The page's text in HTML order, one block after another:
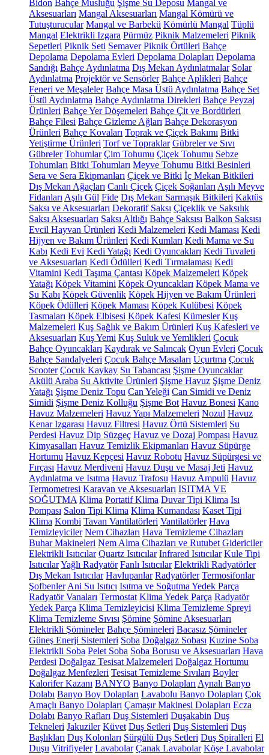
Bidon Bahçe Musluğu Şişme Su Deposu Mangal ve
Aksesuarları Mangal Aksesuarları Mangal Kömürü ve
Tutuşturucular Mangal ve Barbekü Kömürlü Mangal Tüplü
Mangal Elektrikli Izgara Pürmüz Piknik Malzemeleri Piknik
Sepetleri Piknik Seti Semaver Piknik Örtüleri Bahçe
Depolama Depolama Evleri Depolama Dolapları Depolama
Sandığı Bahçe Aydınlatma Dış Mekan Aydınlatmalar Solar
Aydınlatma Projektör ve Sensörler Bahçe Aplikleri Bahçe
Feneri ve Meşaleler Bahçe Masa Üstü Aydınlatma Bahçe Set
Üstü Aydınlatma Bahçe Aydınlatma Direkleri Bahçe Peyzaj
Ürünleri Bahçe Yer Döşemeleri Bahçe Çit ve Bordürleri
Bahçe Filesi Bahçe Gizleme Ağları Bahçe Dekorasyon
Ürünleri Bahçe Kovaları Toprak ve Çiçek Bakımı Bitki
Yetiştirme Ürünleri Torf ve Topraklar Gübreler ve Sıvı
Gübreler Tohumlar Çim Tohumu Çiçek Tohumu Sebze
Tohumları Bitki Tohumları Meyve Tohumu Bitki Besinleri
Sera ve Sera Ekipmanları Çiçek ve Bitki İç Mekan Bitkileri
Dış Mekan Ağaçları Canlı Çiçek Çiçek Soğanları Aşılı Meyve
Fidanları Aşılı Gül Fide Dış Mekan Sarmaşık Bitkileri Kaktüs
Saksı ve Aksesuarları Dekoratif Saksı Çiçeklik ve Saksılık
Saksı Aksesuarları Saksı Altlığı Bahçe Saksısı Balkon Saksısı
Evcil Hayvan Ürünleri Kedi Malzemeleri Kedi Maması Kedi
Hijyen ve Bakım Ürünleri Kedi Kumları Kedi Mama ve Su
Kabı Kedi Evi Kedi Yatağı Kedi Oyuncakları Kedi Tuvaleti
ve Aksesuarları Kedi Ödülleri Kedi Tırmalaması Kedi
Vitamini Kedi Taşıma Çantası Köpek Malzemeleri Köpek
Yatağı Köpek Vitamini Köpek Oyuncakları Köpek Mama ve
Su Kabı Köpek Güvenlik Köpek Hijyen ve Bakım Ürünleri
Köpek Ödülleri Köpek Maması Köpek Kulübesi Köpek
Tasmaları Köpek Elbisesi Köpek Kafesi Kümesler Kuş
Malzemeleri Kuş Sağlık ve Bakım Ürünleri Kuş Kafesleri ve
Aksesuarları Kuş Yemi Kuş Suluk ve Yemlikleri Çocuk
Bahçe Oyuncakları Kaydırak ve Salıncak Oyun Evleri Çocuk
Bahçe Sandalyeleri Çocuk Bahçe Masaları Uçurtma Çocuk
Scooter Çocuk Kaykay Su Tabancası Şişme Oyuncaklar
Akülü Araba Su Aktivite Ürünleri Şişme Havuz Şişme Deniz
Yatağı Şişme Deniz Topu Can Yeleği Can Simidi ve Deniz
Simidi Şişme Deniz Kolluğu Şişme Bot Havuz Bonesi Kano
Havuz Malzemeleri Havuz Yapı Malzemeleri Nozul Havuz
Kenar Izgarası Havuz Filtresi Havuz Örtü Sistemleri Su
Perdesi Havuz Dip Süzgeç Havuz ve Dozaj Pompası Havuz
Kimyasalları Havuz Temizlik Ekipmanları Havuz Süpürge
Hortumu Havuz Kepçesi Havuz Robotu Havuz Süpürgesi ve
Fırçası Havuz Merdiveni Havuz Duşu ve Masaj Jeti Havuz
Aydınlatma ve Isıtma Havuz Trafosu Havuz Ampulü Havuz
Termometresi Karavan ve Aksesuarları ISITMA VE
SOĞUTMA Klima Portatif Klima Duvar Tipi Klima Isı
Pompası Salon Tipi Klima Klima Kumandası Kaset Tipi
Klima Kombi Tavan Vantilatörleri Vantilatörler Hava
Temizleyiciler Nem Cihazları Hava Temizleme Cihazları
Buhar Makineleri Nem Alma Cihazları ve Rutubet Gidericiler
Elektrikli Isıtıcılar Quartz Isıtıcılar Infrared Isıtıcılar Kule Tipi
IsıtıcılarYağlı Radyatör Fanlı Isıtıcılar Elektrikli Radyatörler
Dış Mekan Isıtıcılar Havlupanlar Radyatörler Termosifonlar
Şofbenler Ani Su Isıtıcı Isıtma ve Soğutma Yedek Parça
Radyatör Vanaları Termostat Klima Yedek Parça Radyatör
Yedek Parça Klima Temizleyicisi Klima Temizleme Spreyi
Klima Temizleme Sıvısı Şömine Şömine Aksesuarları
Elektrikli Şömineler Bahçe Şömineleri Bacasız Şömineler
Güneş Enerji Sistemleri Soba Doğalgaz Sobası Kuzine Soba
Elektrikli Soba Pelet Soba Soba Borusu ve Aksesuarları Hava
Perdesi Doğalgaz Tesisat Malzemeleri Doğalgaz Hortumu
Doğalgaz Menfezleri Tesisat Temizleme Sıvıları Boyler
Kalorifer Kazanı BANYO Banyo Dolapları Aynalı Banyo
Dolabı Banyo Boy Dolapları Lavabolu Banyo Dolapları Çok
Amaçlı Banyo Dolapları Çamaşır Makinesi Dolapları Ecza
Dolabı Banyo Rafları Duş Sistemleri Duşakabin Duş
Tekneleri Jakuziler Küvet Duş Setleri Duş Sistemleri Duş
Başlıkları Duş Kolonları Sürgülü Duş Setleri Duş Spiralleri El
Duşu Vitrifiyeler Lavabolar Çanak Lavabolar Köşe Lavabolar